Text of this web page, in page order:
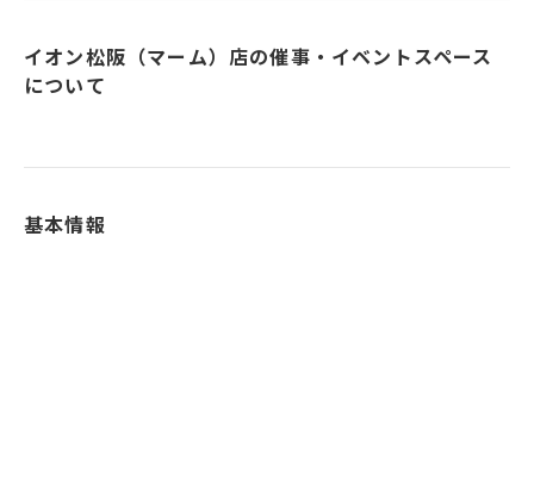
イオン松阪（マーム）店の催事・イベントスペース
について
基本情報